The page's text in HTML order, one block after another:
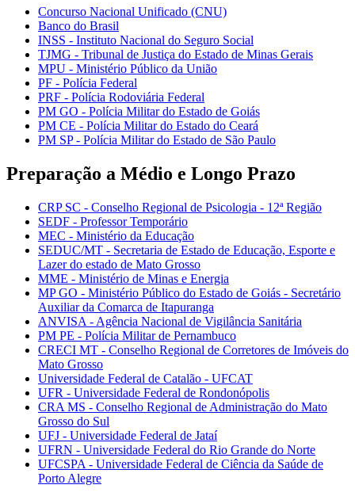
Concurso Nacional Unificado (CNU)
Banco do Brasil
INSS - Instituto Nacional do Seguro Social
TJMG - Tribunal de Justiça do Estado de Minas Gerais
MPU - Ministério Público da União
PF - Polícia Federal
PRF - Polícia Rodoviária Federal
PM GO - Polícia Militar do Estado de Goiás
PM CE - Polícia Militar do Estado do Ceará
PM SP - Polícia Militar do Estado de São Paulo
Preparação a Médio e Longo Prazo
CRP SC - Conselho Regional de Psicologia - 12ª Região
SEDF - Professor Temporário
MEC - Ministério da Educação
SEDUC/MT - Secretaria de Estado de Educação, Esporte e
Lazer do estado de Mato Grosso
MME - Ministério de Minas e Energia
MP GO - Ministério Público do Estado de Goiás - Secretário
Auxiliar da Comarca de Itapuranga
ANVISA - Agência Nacional de Vigilância Sanitária
PM PE - Polícia Militar de Pernambuco
CRECI MT - Conselho Regional de Corretores de Imóveis do
Mato Grosso
Universidade Federal de Catalão - UFCAT
UFR - Universidade Federal de Rondonópolis
CRA MS - Conselho Regional de Administração do Mato
Grosso do Sul
UFJ - Universidade Federal de Jataí
UFRN - Universidade Federal do Rio Grande do Norte
UFCSPA - Universidade Federal de Ciência da Saúde de
Porto Alegre